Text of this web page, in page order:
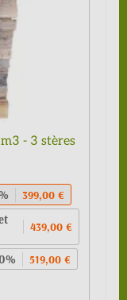
- 3 stères
399,00 €
439,00 €
519,00 €